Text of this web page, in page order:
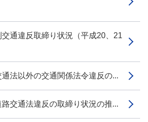
通違反取締り状況（平成20、21
法以外の交通関係法令違反の...
交通法違反の取締り状況の推...